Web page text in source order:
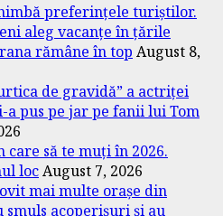
preferințele turiștilor.
aleg vacanțe în țările
rămâne în top August 8,
de gravidă” a actriței
a pus pe jar pe fanii lui Tom
care să te muți în 2026.
locAugust 7, 2026
mai multe orașe din
smuls acoperișuri și au